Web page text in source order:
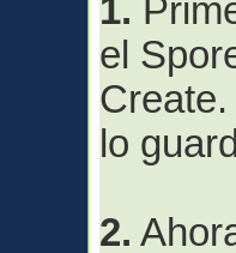
1.
el
lo
2.